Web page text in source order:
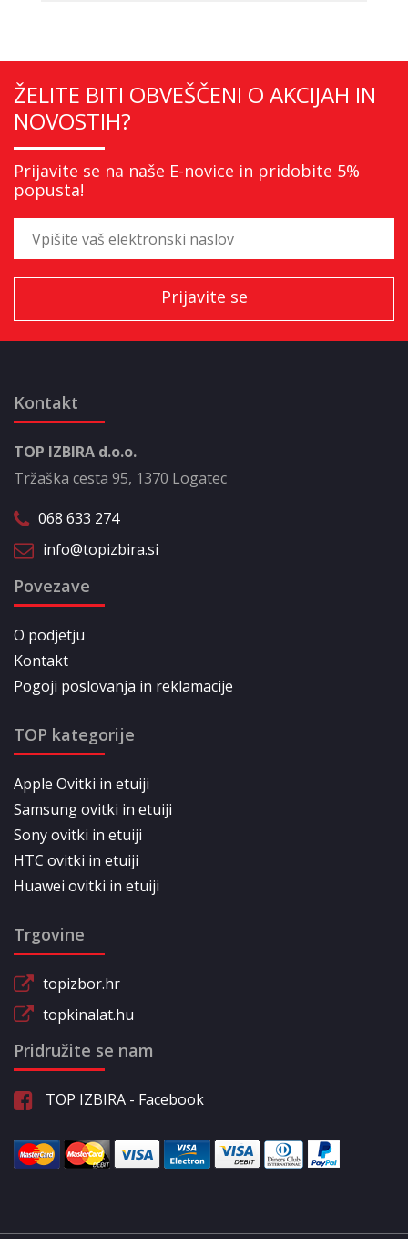
ŽELITE BITI OBVEŠČENI O AKCIJAH IN
NOVOSTIH?
Prijavite se na naše E-novice in pridobite 5%
popusta!
Kontakt
TOP IZBIRA d.o.o.
Tržaška cesta 95, 1370 Logatec
068 633 274
info@topizbira.si
Povezave
O podjetju
Kontakt
Pogoji poslovanja in reklamacije
TOP kategorije
Apple Ovitki in etuiji
Samsung ovitki in etuiji
Sony ovitki in etuiji
HTC ovitki in etuiji
Huawei ovitki in etuiji
Trgovine
topizbor.hr
topkinalat.hu
Pridružite se nam
TOP IZBIRA - Facebook